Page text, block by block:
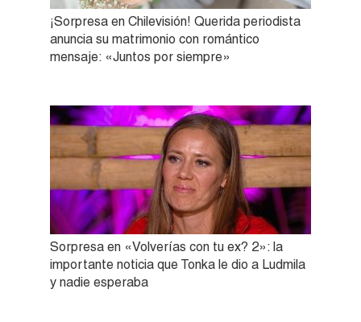
¡Sorpresa en Chilevisión! Querida periodista
anuncia su matrimonio con romántico
mensaje: «Juntos por siempre»
Sorpresa en «Volverías con tu ex? 2»: la
importante noticia que Tonka le dio a Ludmila
y nadie esperaba